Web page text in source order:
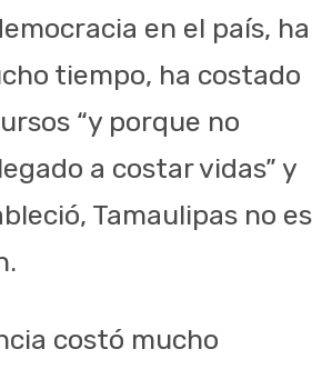
en el país, ha
tiempo, ha costado
“y porque no
a costar vidas” y
Tamaulipas no es
costó mucho